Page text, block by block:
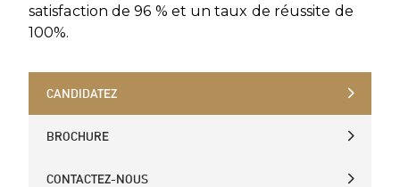
satisfaction de 96 % et un taux de réussite de
100%.
CANDIDATEZ
BROCHURE
CONTACTEZ-NOUS